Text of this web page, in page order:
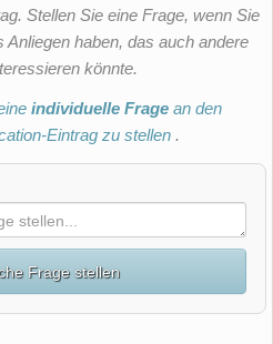
Stellen Sie eine Frage, wenn Sie
haben, das auch andere
könnte.
individuelle Frage an den
Eintrag zu stellen .
Frage stellen